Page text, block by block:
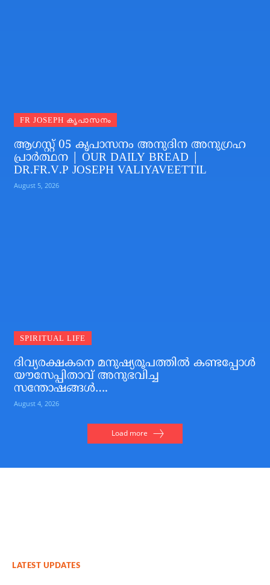
FR JOSEPH കൃപാസനം
ആഗസ്റ്റ് 05 കൃപാസനം അനുദിന അനുഗ്രഹ
പ്രാർത്ഥന | OUR DAILY BREAD |
DR.FR.V.P JOSEPH VALIYAVEETTIL
August 5, 2026
SPIRITUAL LIFE
ദിവ്യരക്ഷകനെ മനുഷ്യരൂപത്തില്‍ കണ്ടപ്പോള്‍
യൗസേപ്പിതാവ് അനുഭവിച്ച
സന്തോഷങ്ങള്‍….
August 4, 2026
Load more
LATEST UPDATES